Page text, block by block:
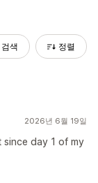
색 정렬
2026년 6월 19일
since day 1 of my